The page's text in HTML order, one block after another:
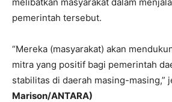
pemerintah tersebut.
“Mereka (masyarakat) akan
mitra yang positif bagi pemerintah
stabilitas di daerah masing-masing,”
Marison/ANTARA)